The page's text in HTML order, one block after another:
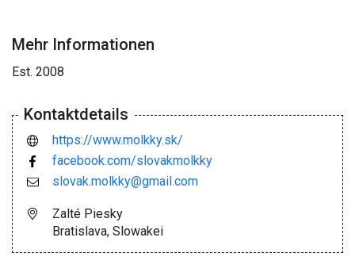
Mehr Informationen
Est. 2008
Kontaktdetails
https://www.molkky.sk/
facebook.com/slovakmolkky
slovak.molkky@gmail.com
Zalté Piesky
Bratislava, Slowakei